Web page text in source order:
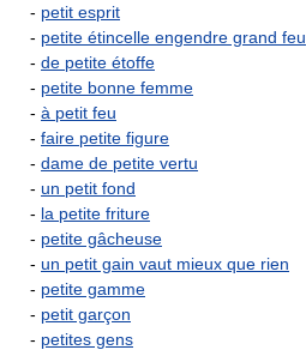
- petit esprit
- petite étincelle engendre grand feu
- de petite étoffe
- petite bonne femme
- à petit feu
- faire petite figure
- dame de petite vertu
- un petit fond
- la petite friture
- petite gâcheuse
- un petit gain vaut mieux que rien
- petite gamme
- petit garçon
- petites gens